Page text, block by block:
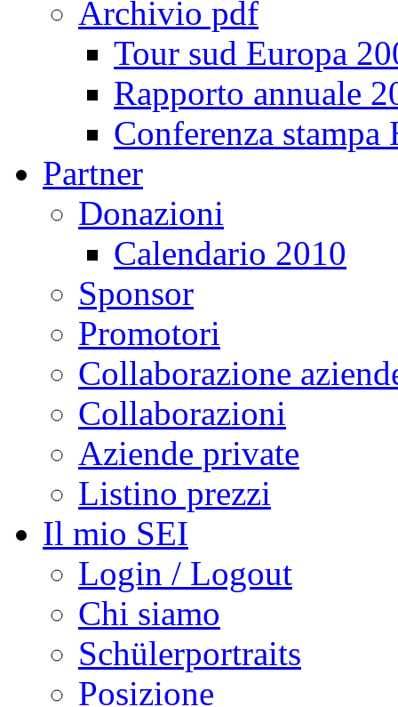
Archivio pdf
Tour sud Europa
Rapporto annuale
Conferenza
Partner
Donazioni
Calendario 2010
Sponsor
Promotori
Collaborazione
Collaborazioni
Aziende private
Listino prezzi
Il mio SEI
Login / Logout
Chi siamo
Schülerportraits
Posizione